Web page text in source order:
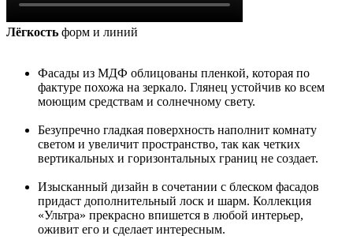
Лёгкость форм и линий
Фасады из МДФ облицованы пленкой, которая по
фактуре похожа на зеркало. Глянец устойчив ко всем
моющим средствам и солнечному свету.
Безупречно гладкая поверхность наполнит комнату
светом и увеличит пространство, так как четких
вертикальных и горизонтальных границ не создает.
Изысканный дизайн в сочетании с блеском фасадов
придаст дополнительный лоск и шарм. Коллекция
«Ультра» прекрасно впишется в любой интерьер,
оживит его и сделает интересным.